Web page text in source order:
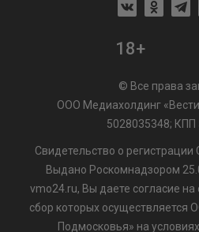
18+
© Все права
ООО Медиахолдинг
5028035348; КПП
Свидетельство о
Выдано Роскомнадзором
vmo24.ru, Вы даете согласие
сбор которых осуществляется
Подмосковья» на условиях